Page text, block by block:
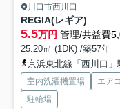
川口市西川口
REGIA(レギア)
5.5万円 管理/共益費
25.20㎡ (1DK) /築57年
京浜東北線「西川口」
室内洗濯機置場 エア
駐輪場